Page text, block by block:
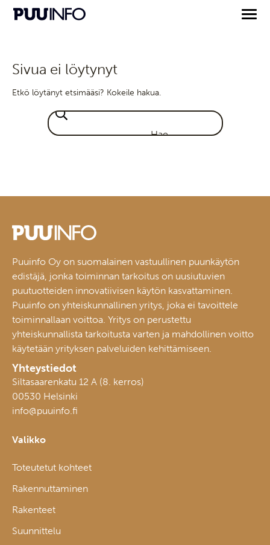
Sivua ei löytynyt
Etkö löytänyt etsimääsi? Kokeile hakua.
Puuinfo Oy on suomalainen vastuullinen puunkäytön
edistäjä, jonka toiminnan tarkoitus on uusiutuvien
puutuotteiden innovatiivisen käytön kasvattaminen.
Puuinfo on yhteiskunnallinen yritys, joka ei tavoittele
toiminnallaan voittoa. Yritys on perustettu
yhteiskunnallista tarkoitusta varten ja mahdollinen voitto
käytetään yrityksen palveluiden kehittämiseen.
Yhteystiedot
Siltasaarenkatu 12 A (8. kerros)
00530 Helsinki
info@puuinfo.fi
Valikko
Toteutetut kohteet
Rakennuttaminen
Rakenteet
Suunnittelu